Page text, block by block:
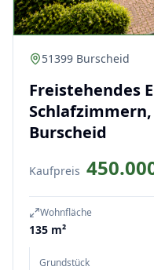
51399 Burscheid
Freistehendes
Burscheid
Kaufpreis
Wohnfläche
135 m²
Grundstück